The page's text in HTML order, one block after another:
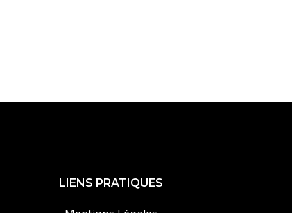
LIENS PRATIQUES